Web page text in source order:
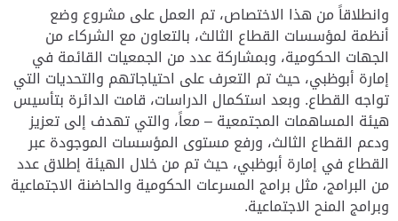
وانطلاقاً من هذا الاختصاص، تم العمل على مشروع وضع
أنظمة لمؤسسات القطاع الثالث، بالتعاون مع الشركاء من
الجهات الحكومية، وبمشاركة عدد من الجمعيات القائمة في
إمارة أبوظبي، حيث تم التعرف على احتياجاتهم والتحديات التي
تواجه القطاع. وبعد استكمال الدراسات، قامت الدائرة بتأسيس
هيئة المساهمات المجتمعية – معاً، والتي تهدف إلى تعزيز
ودعم القطاع الثالث، ورفع مستوى المؤسسات الموجودة عبر
القطاع في إمارة أبوظبي، حيث تم من خلال الهيئة إطلاق عدد
من البرامج، مثل برامج المسرعات الحكومية والحاضنة الاجتماعية
وبرامج المنح الاجتماعية.